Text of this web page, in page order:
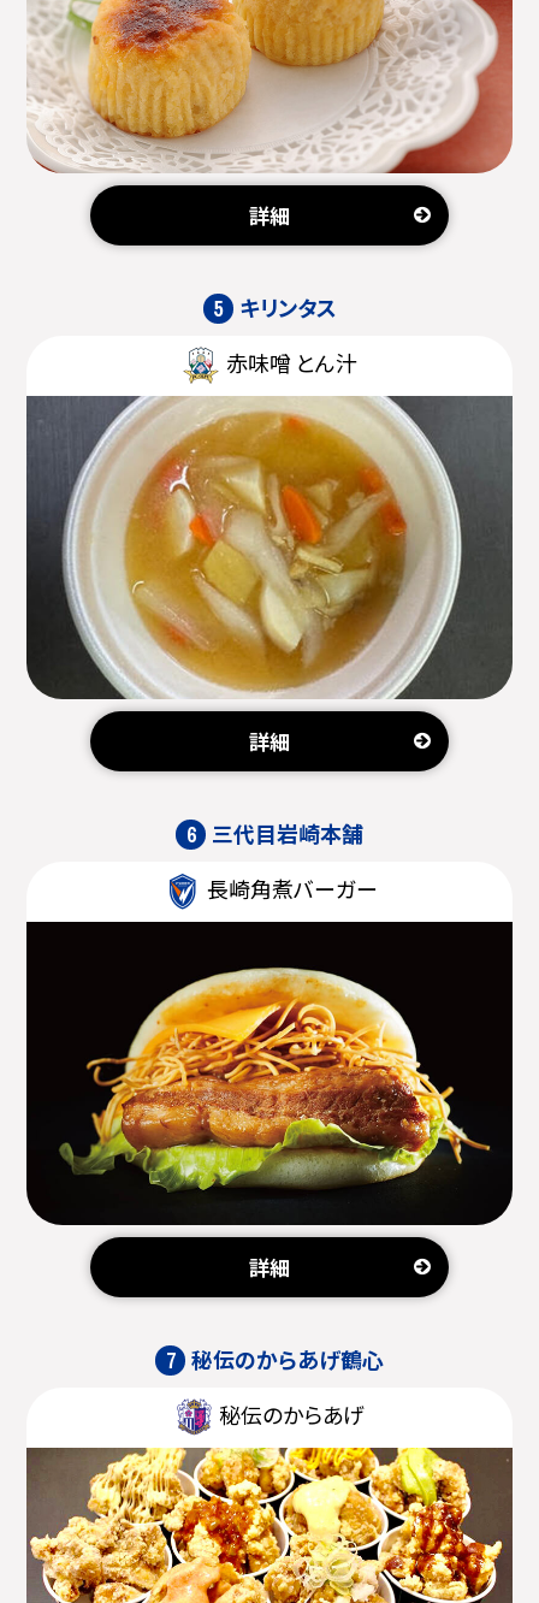
詳細
5 キリンタス
赤味噌 とん汁
詳細
6 三代目岩崎本舗
長崎角煮バーガー
詳細
7 秘伝のからあげ鶴心
秘伝のからあげ